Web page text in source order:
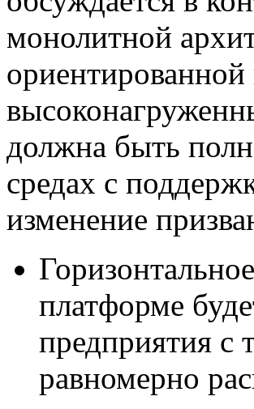
монолитной
должна быть
средах с
изменение
платформе
предприятия с
равномерно